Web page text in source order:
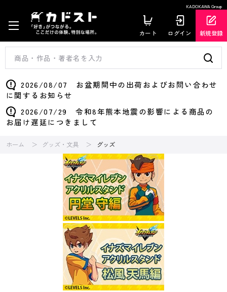
KADOKAWA Group
カート ログイン 新規登録
2026/08/07 お盆期間中の出荷およびお問い合わせ
に関するお知らせ
2026/07/29 令和8年熊本地震の影響による商品の
お届け遅延につきまして
ホーム グッズ・文具 グッズ